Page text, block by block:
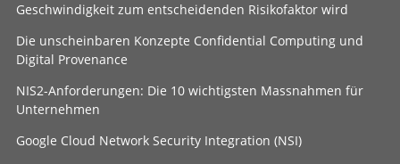
Geschwindigkeit zum entscheidenden Risikofaktor wird
Die unscheinbaren Konzepte Confidential Computing und
Digital Provenance
NIS2-Anforderungen: Die 10 wichtigsten Massnahmen für
Unternehmen
Google Cloud Network Security Integration (NSI)